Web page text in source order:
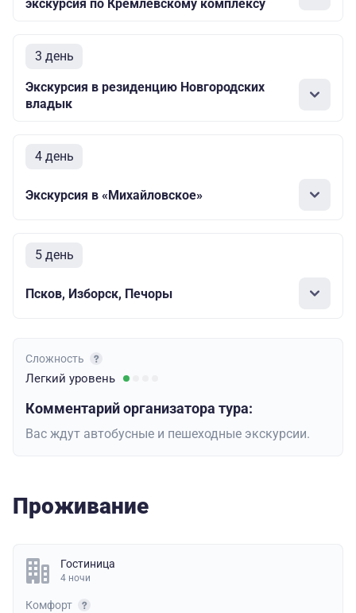
экскурсия по Кремлевскому комплексу
3 день
Экскурсия в резиденцию Новгородских
владык
4 день
Экскурсия в «Михайловское»
5 день
Псков, Изборск, Печоры
Сложность
Легкий уровень
Комментарий организатора тура:
Вас ждут автобусные и пешеходные экскурсии.
Проживание
Гостиница
4 ночи
Комфорт